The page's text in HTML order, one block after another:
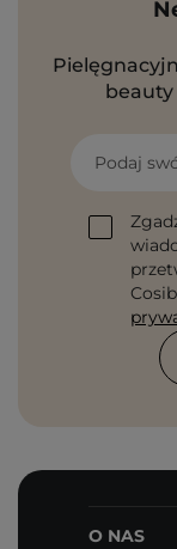
Podaj
O NAS